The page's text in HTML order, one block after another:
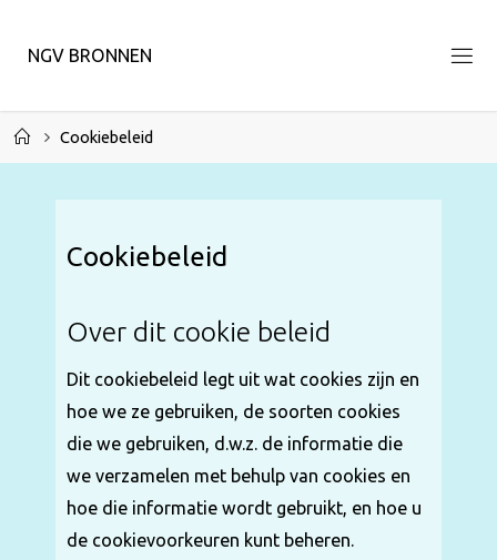
naar
inhoud
NGV BRONNEN
HomeCookiebeleid
Cookiebeleid
Over dit cookie beleid
Dit cookiebeleid legt uit wat cookies zijn en
hoe we ze gebruiken, de soorten cookies
die we gebruiken, d.w.z. de informatie die
we verzamelen met behulp van cookies en
hoe die informatie wordt gebruikt, en hoe u
de cookievoorkeuren kunt beheren.